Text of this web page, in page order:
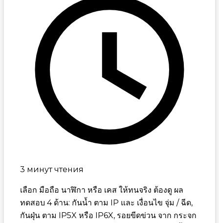
3 минут чтения
เลือก มือถือ นาฬิกา หรือ เคส ให้ทนจริง ต้องดู ผล
ทดสอบ 4 ด้าน: กันน้ำ ตาม IP และ เงื่อนไข จุ่ม / ฉีด,
กันฝุ่น ตาม IP5X หรือ IP6X, รอยขีดข่วน จาก กระจก